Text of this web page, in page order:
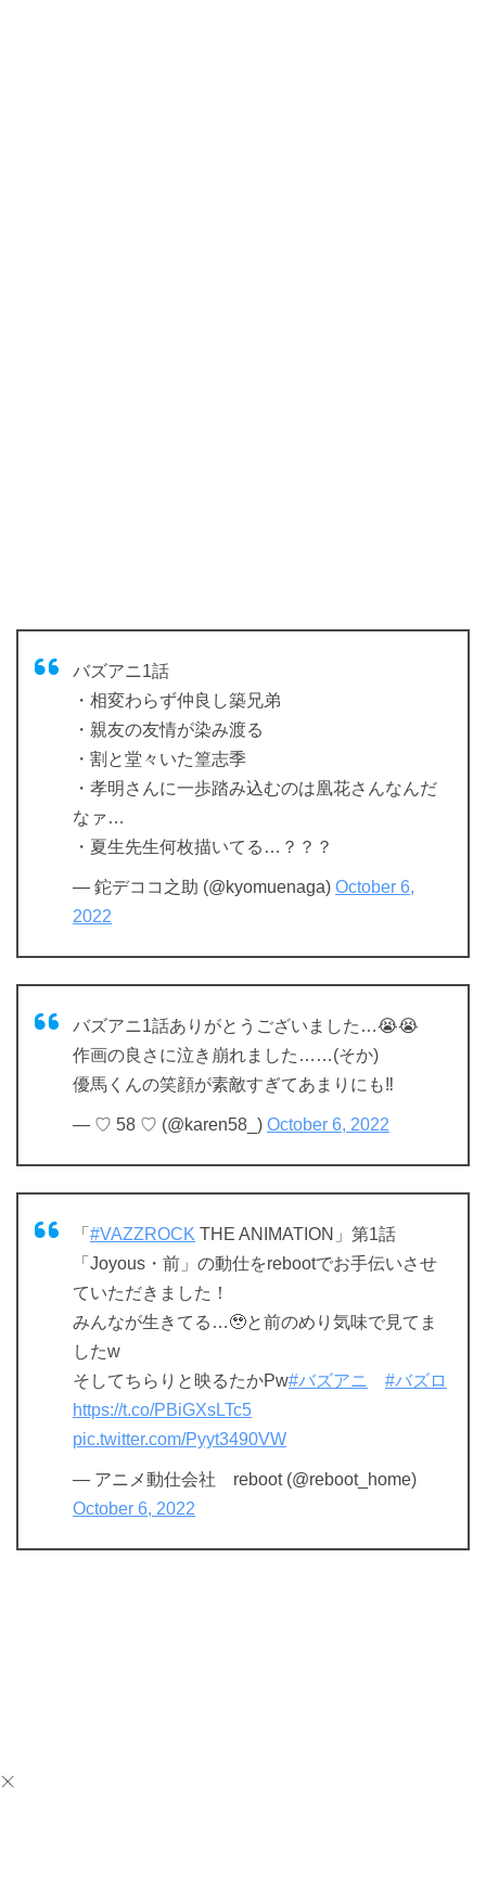
バズアニ1話
・相変わらず仲良し築兄弟
・親友の友情が染み渡る
・割と堂々いた篁志季
・孝明さんに一歩踏み込むのは凰花さんなんだ
なァ…
・夏生先生何枚描いてる…？？？
— 鉈デココ之助 (@kyomuenaga) October 6,
2022
バズアニ1話ありがとうございました…😭😭
作画の良さに泣き崩れました……(そか)
優馬くんの笑顔が素敵すぎてあまりにも‼️
— ♡ 58 ♡ (@karen58_) October 6, 2022
「 #VAZZROCK THE ANIMATION」第1話
「Joyous・前」の動仕をrebootでお手伝いさせ
ていただきました！
みんなが生きてる…🥹と前のめり気味で見てま
したw
そしてちらりと映るたかPw#バズアニ
#バズロ
https://t.co/PBiGXsLTc5
pic.twitter.com/Pyyt3490VW
— アニメ動仕会社 reboot (@reboot_home)
October 6, 2022